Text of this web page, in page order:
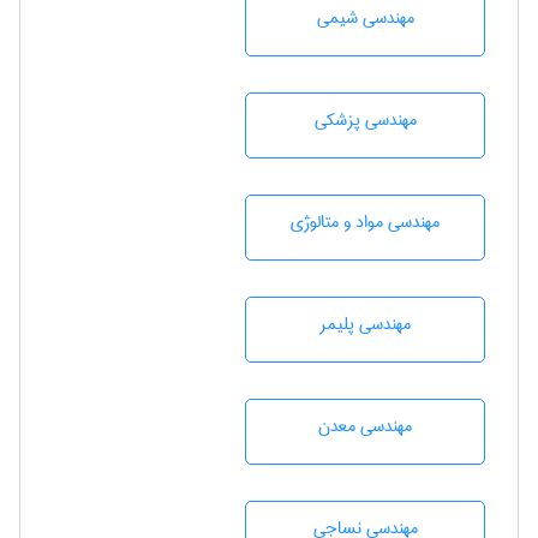
مهندسي شيمی
مهندسی پزشکی
مهندسی مواد و متالوژی
مهندسی پليمر
مهندسی معدن
مهندسي نساجی